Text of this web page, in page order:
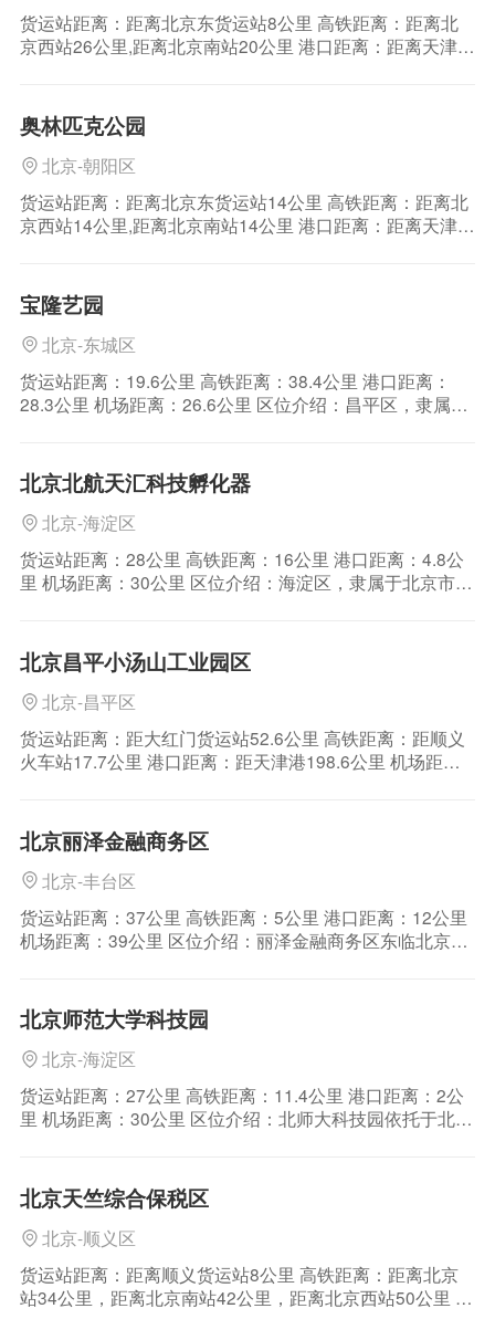
货运站距离：距离北京东货运站8公里 高铁距离：距离北
京西站26公里,距离北京南站20公里 港口距离：距离天津港
于北纬39°54′20″，东经116°25′29″，总面积
奥林匹克公园
北京-朝阳区
货运站距离：距离北京东货运站14公里 高铁距离：距离北
京西站14公里,距离北京南站14公里 港口距离：距离天津港
于北纬39°54′20″，东经116°25′29″，总面
宝隆艺园
北京-东城区
货运站距离：19.6公里 高铁距离：38.4公里 港口距离：
28.3公里 机场距离：26.6公里 区位介绍：昌平区，隶属于
北省怀来县接壤 公路运输：京藏高速公路、京新高速公
路、京承高速公路、京包高速公
北京北航天汇科技孵化器
北京-海淀区
货运站距离：28公里 高铁距离：16公里 港口距离：4.8公
里 机场距离：30公里 区位介绍：海淀区，隶属于北京市，
平区接壤 公路运输：海淀区，隶属于北京市，位于北京城
区西部和西北部，东与西城区、朝阳
北京昌平小汤山工业园区
北京-昌平区
货运站距离：距大红门货运站52.6公里 高铁距离：距顺义
火车站17.7公里 港口距离：距天津港198.6公里 机场距
运输：六环路横穿东西，立汤路纵贯南北，西接京昌高
速，东临京承高速。 铁路运输
北京丽泽金融商务区
北京-丰台区
货运站距离：37公里 高铁距离：5公里 港口距离：12公里
机场距离：39公里 区位介绍：丽泽金融商务区东临北京城
公里，CBD12公里，是连接功能核心区与功能拓展区的桥
梁。 公路运输：丽泽金
北京师范大学科技园
北京-海淀区
货运站距离：27公里 高铁距离：11.4公里 港口距离：2公
里 机场距离：30公里 区位介绍：北师大科技园依托于北京
技术优势十分明显 公路运输：北师大科技园依托于北京师
范大学，位于海淀区学院南路北师大
北京天竺综合保税区
北京-顺义区
货运站距离：距离顺义货运站8公里 高铁距离：距离北京
站34公里，距离北京南站42公里，距离北京西站50公里 港